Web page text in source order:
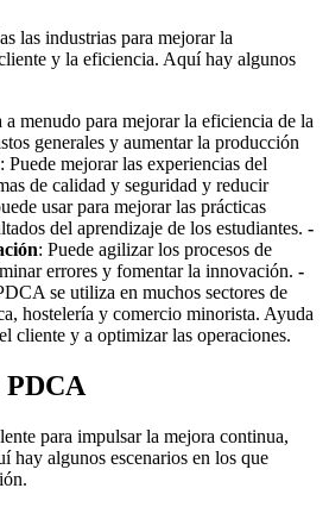
las industrias para mejorar la
y la eficiencia. Aquí hay algunos
a menudo para mejorar la eficiencia de la
generales y aumentar la producción
: Puede mejorar las experiencias del
de calidad y seguridad y reducir
usar para mejorar las prácticas
del aprendizaje de los estudiantes. -
: Puede agilizar los procesos de
errores y fomentar la innovación. -
se utiliza en muchos sectores de
hostelería y comercio minorista. Ayuda
cliente y a optimizar las operaciones.
PDCA
para impulsar la mejora continua,
hay algunos escenarios en los que